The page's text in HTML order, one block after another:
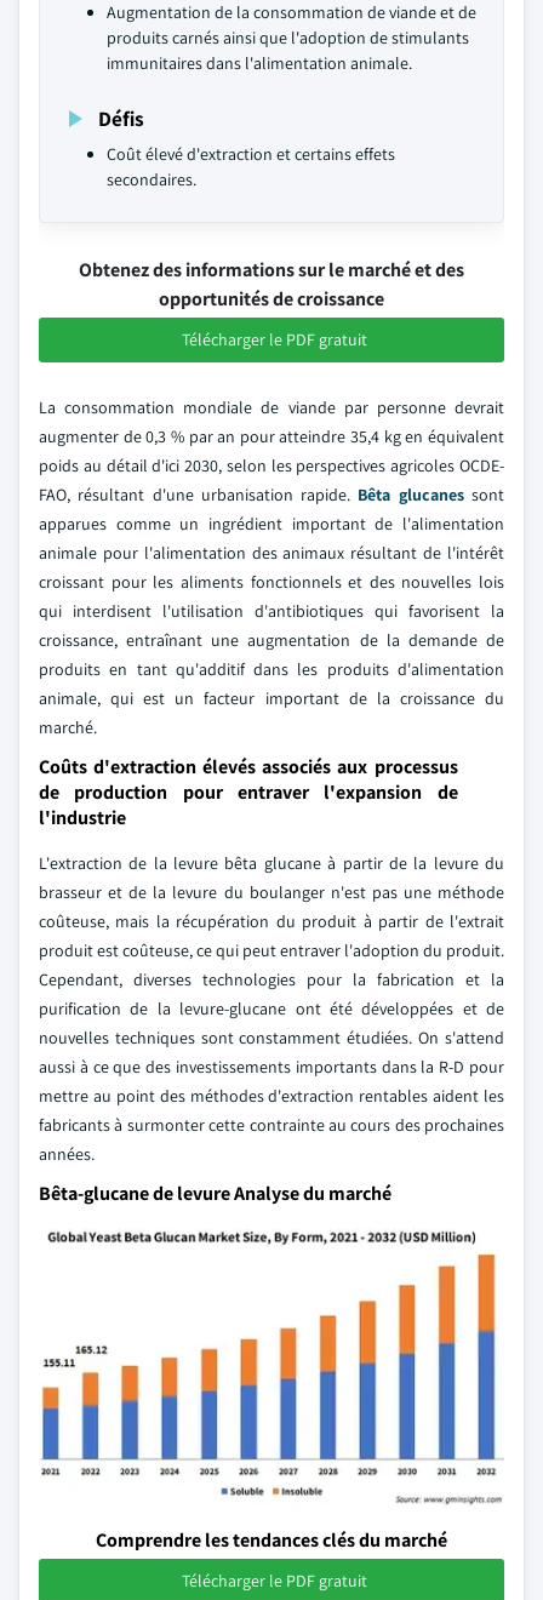
Augmentation de la consommation de viande et de
produits carnés ainsi que l'adoption de stimulants
immunitaires dans l'alimentation animale.
Défis
Coût élevé d'extraction et certains effets
secondaires.
Obtenez des informations sur le marché et des
opportunités de croissance
Télécharger le PDF gratuit
La consommation mondiale de viande par personne devrait
augmenter de 0,3 % par an pour atteindre 35,4 kg en équivalent
poids au détail d'ici 2030, selon les perspectives agricoles OCDE-
FAO, résultant d'une urbanisation rapide. Bêta glucanessont
apparues comme un ingrédient important de l'alimentation
animale pour l'alimentation des animaux résultant de l'intérêt
croissant pour les aliments fonctionnels et des nouvelles lois
qui interdisent l'utilisation d'antibiotiques qui favorisent la
croissance, entraînant une augmentation de la demande de
produits en tant qu'additif dans les produits d'alimentation
animale, qui est un facteur important de la croissance du
marché.
Coûts d'extraction élevés associés aux processus
de production pour entraver l'expansion de
l'industrie
L'extraction de la levure bêta glucane à partir de la levure du
brasseur et de la levure du boulanger n'est pas une méthode
coûteuse, mais la récupération du produit à partir de l'extrait
produit est coûteuse, ce qui peut entraver l'adoption du produit.
Cependant, diverses technologies pour la fabrication et la
purification de la levure-glucane ont été développées et de
nouvelles techniques sont constamment étudiées. On s'attend
aussi à ce que des investissements importants dans la R-D pour
mettre au point des méthodes d'extraction rentables aident les
fabricants à surmonter cette contrainte au cours des prochaines
années.
Bêta-glucane de levure Analyse du marché
Comprendre les tendances clés du marché
Télécharger le PDF gratuit